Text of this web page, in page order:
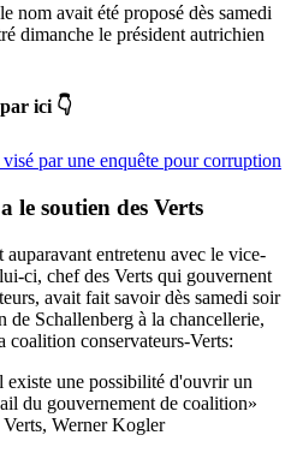
nom avait été proposé dès samedi
dimanche le président autrichien
ici 👇
par une enquête pour corruption
le soutien des Verts
entretenu avec le vice-
ci, chef des Verts qui gouvernent
avait fait savoir dès samedi soir
Schallenberg à la chancellerie,
conservateurs-Verts:
existe une possibilité d'ouvrir un
du gouvernement de coalition»
Werner Kogler